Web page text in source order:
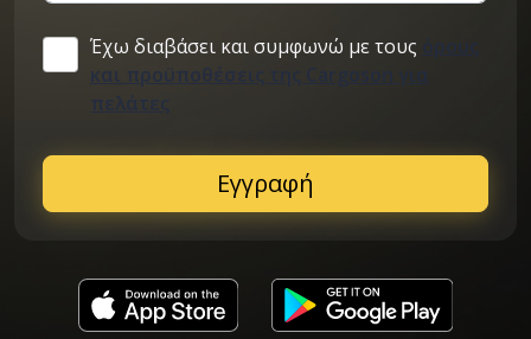
Έχω διαβάσει και συμφωνώ με τους
όρους
Εγγραφή